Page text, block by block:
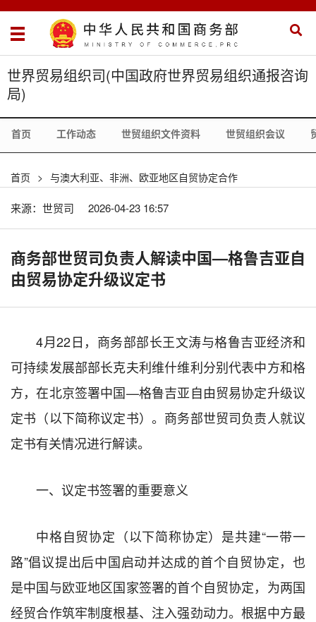
世界贸易组织司(中国政府世界贸易组织通报咨询
局)
首页 工作动态 世贸组织文件资料 世贸组织会议
首页 > 与澳大利亚、非洲、欧亚地区自贸协定合作
来源：世贸司 2026-04-23 16:57
商务部世贸司负责人解读中国—格鲁吉亚自
由贸易协定升级议定书
4月22日，商务部部长王文涛与格鲁吉亚经济和
可持续发展部部长克夫利维什维利分别代表中方和格
方，在北京签署中国—格鲁吉亚自由贸易协定升级议
定书（以下简称议定书）。商务部世贸司负责人就议
定书有关情况进行解读。
一、议定书签署的重要意义
中格自贸协定（以下简称协定）是共建“一带一
路”倡议提出后中国启动并达成的首个自贸协定，也
是中国与欧亚地区国家签署的首个自贸协定，为两国
经贸合作筑牢制度根基、注入强劲动力。根据中方最